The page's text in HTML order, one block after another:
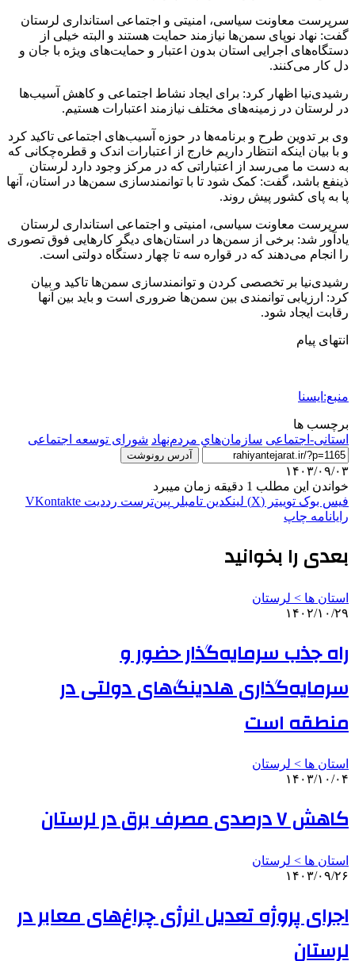
سرپرست معاونت سیاسی، امنیتی و اجتماعی استانداری لرستان
گفت: نهاد نوپای سمن‌ها نیازمند حمایت هستند و البته خیلی از
دستگاه‌های اجرایی استان بدون اعتبار و حمایت‌های ویژه با جان و
دل کار می‌کنند.
رشیدی‌نیا اظهار کرد: برای ایجاد نشاط اجتماعی و کاهش آسیب‌ها
در لرستان در زمینه‌های مختلف نیازمند اعتبارات هستیم.
وی بر تدوین طرح و برنامه‌ها در حوزه آسیب‌های اجتماعی تاکید کرد
و با بیان اینکه انتظار داریم خارج از اعتبارات اندک و قطره‌چکانی که
به دست ما می‌رسد از اعتباراتی که در مرکز وجود دارد لرستان
ذینفع باشد، گفت: کمک شود تا با توانمندسازی سمن‌ها در استان، آنها
پا به پای کشور پیش روند.
سرپرست معاونت سیاسی، امنیتی و اجتماعی استانداری لرستان
یادآور شد: برخی از سمن‌ها در استان‌های دیگر کارهایی فوق تصوری
را انجام می‌دهند که در قواره سه تا چهار دستگاه دولتی است.
رشیدی‌نیا بر تخصصی کردن و توانمندسازی سمن‌ها تاکید و بیان
کرد: ارزیابی توانمندی بین سمن‌ها ضروری است و باید بین آنها
رقابت ایجاد شود.
انتهای پیام
منبع:ایسنا
برچسب ها
استانی-اجتماعی سازمان‌هاي مردم‌نهاد شورای توسعه اجتماعی
آدرس رونوشت
۱۴۰۳/۰۹/۰۳
خواندن این مطلب 1 دقیقه زمان میبرد
فیس بوک توییتر (X) لینکدین ‫تامبلر ‫پین‌ترست ‫رددیت ‫VKontakte
رایانامه چاپ
بعدی را بخوانید
استان ها > لرستان
۱۴۰۲/۱۰/۲۹
راه‌ جذب سرمایه‌گذار حضور و
سرمایه‌گذاری هلدینگ‌های دولتی در
منطقه است
استان ها > لرستان
۱۴۰۳/۱۰/۰۴
کاهش ۷ درصدی مصرف برق در لرستان
استان ها > لرستان
۱۴۰۳/۰۹/۲۶
اجرای پروژه تعدیل انرژی چراغ‌های معابر در
لرستان